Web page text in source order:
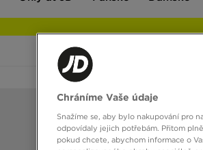
JD
Chráníme Vaše údaje
Snažíme se, aby bylo nakupování pro
odpovídaly jejich potřebám. Přitom
pokud chcete, abychom informace o